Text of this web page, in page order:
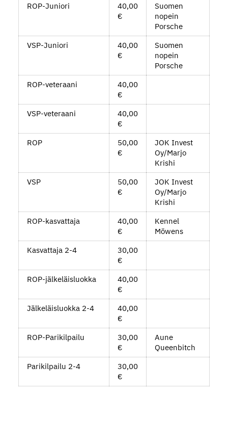
ROP-Juniori
40,00
€
Suomen
nopein
Porsche
VSP-Juniori
40,00
€
Suomen
nopein
Porsche
ROP-veteraani
40,00
€
VSP-veteraani
40,00
€
ROP
50,00
€
JOK Invest
Oy/Marjo
Krishi
VSP
50,00
€
JOK Invest
Oy/Marjo
Krishi
ROP-kasvattaja
40,00
€
Kennel
Möwens
Kasvattaja 2-4
30,00
€
ROP-jälkeläisluokka
40,00
€
Jälkeläisluokka 2-4
40,00
€
ROP-Parikilpailu
30,00
€
Aune
Queenbitch
Parikilpailu 2-4
30,00
€